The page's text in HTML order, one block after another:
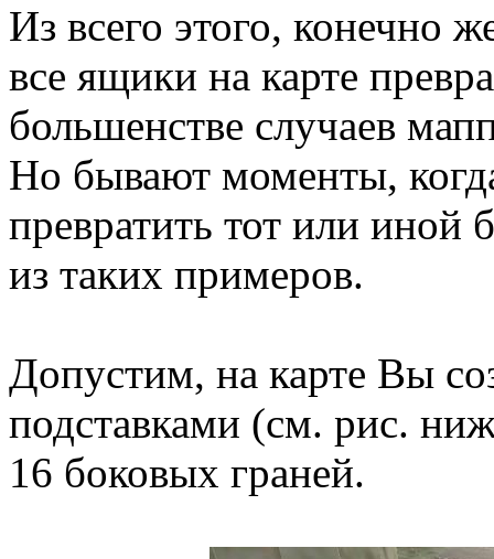
Из всего этого, конечно
все ящики на карте
большенстве случаев
Но бывают моменты,
превратить тот или иной
из таких примеров.
Допустим, на карте Вы
подставками (см. рис.
16 боковых граней.